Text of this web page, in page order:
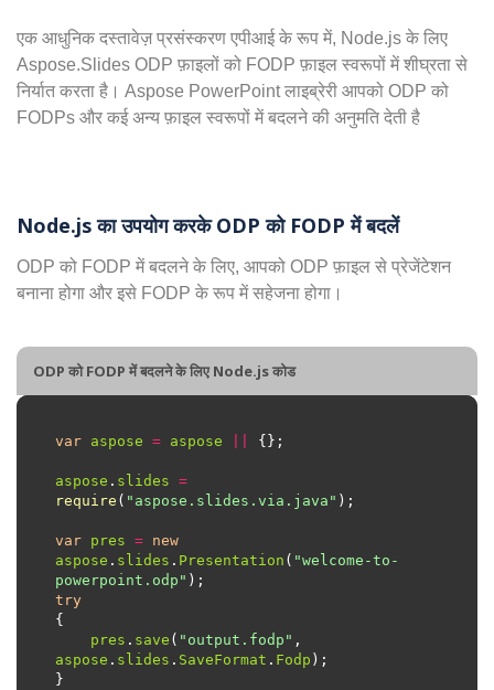
एक आधुनिक दस्तावेज़ प्रसंस्करण एपीआई के रूप में, Node.js के लिए
Aspose.Slides ODP फ़ाइलों को FODP फ़ाइल स्वरूपों में शीघ्रता से
निर्यात करता है। Aspose PowerPoint लाइब्रेरी आपको ODP को
FODPs और कई अन्य फ़ाइल स्वरूपों में बदलने की अनुमति देती है
Node.js का उपयोग करके ODP को FODP में बदलें
ODP को FODP में बदलने के लिए, आपको ODP फ़ाइल से प्रेजेंटेशन
बनाना होगा और इसे FODP के रूप में सहेजना होगा।
ODP को FODP में बदलने के लिए Node.js कोड
var aspose = aspose
aspose . slides =
require ( "aspose.slides.via.java"
var pres = new
aspose . slides . Presentation ( "welcome-to-
powerpoint.odp"
try
pres . save ( "output.fodp"
aspose . slides . SaveFormat . Fodp